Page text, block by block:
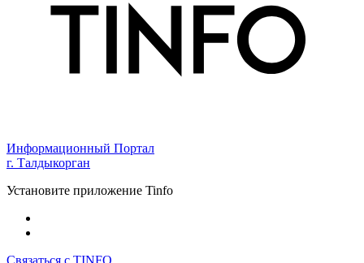
Информационный Портал
г. Талдыкорган
Установите приложение Tinfo
Связаться с TINFO